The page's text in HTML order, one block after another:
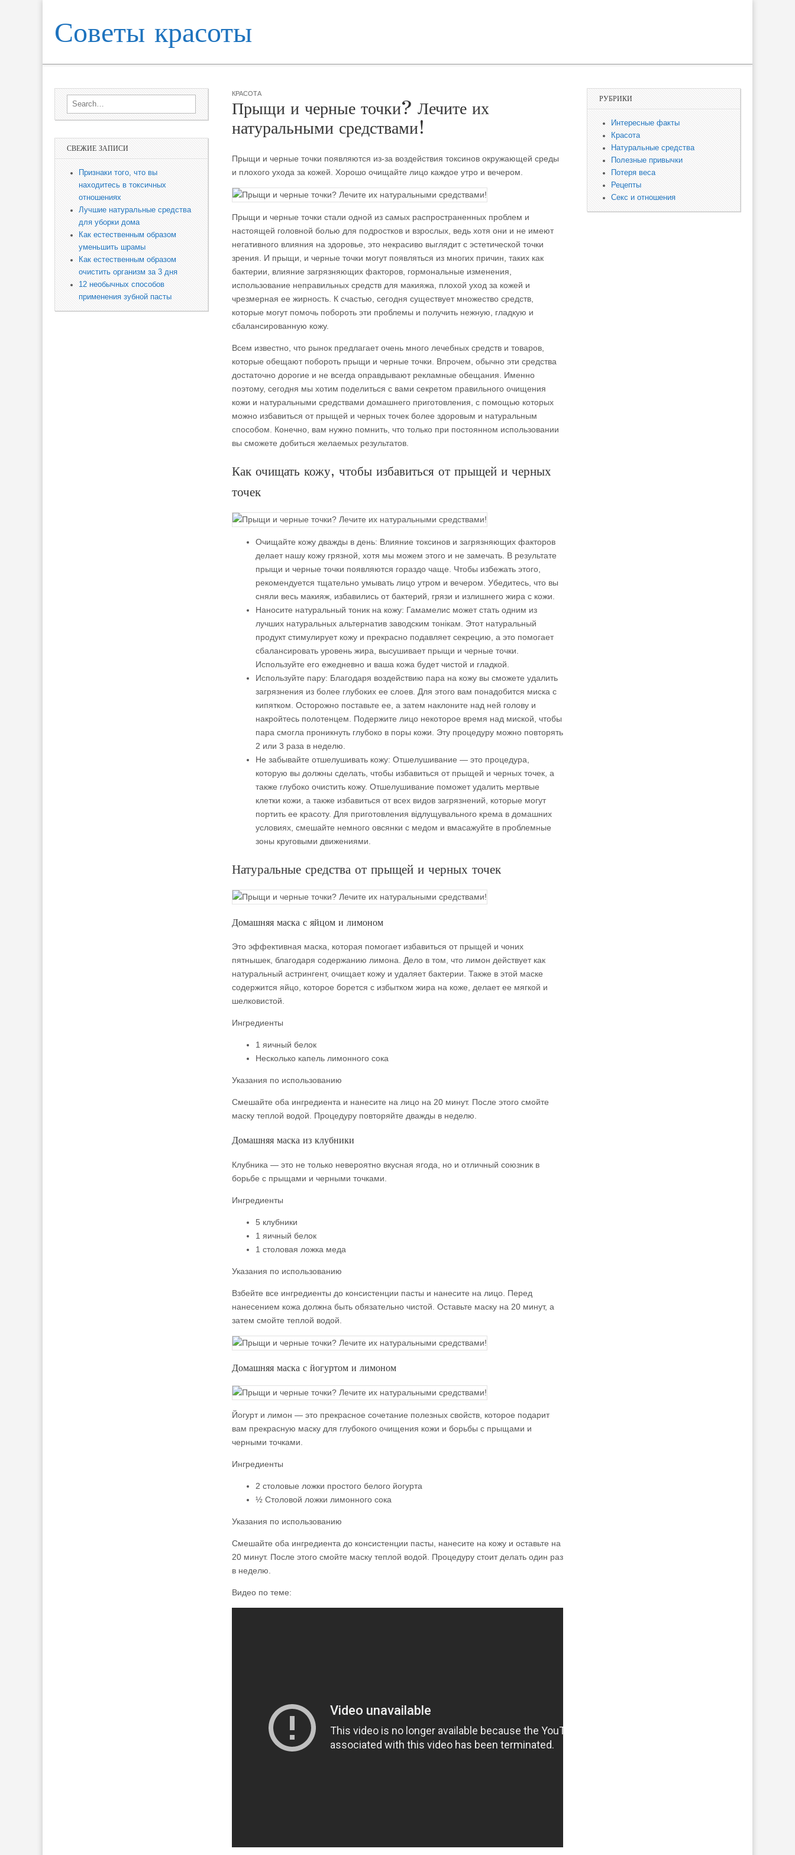
Советы красоты
Search for:
СВЕЖИЕ ЗАПИСИ
Признаки того, что вы
находитесь в токсичных
отношениях
Лучшие натуральные средства
для уборки дома
Как естественным образом
уменьшить шрамы
Как естественным образом
очистить организм за 3 дня
12 необычных способов
применения зубной пасты
КРАСОТА
Прыщи и черные точки? Лечите их
натуральными средствами!
Прыщи и черные точки появляются из-за воздействия токсинов окружающей среды
и плохого ухода за кожей. Хорошо очищайте лицо каждое утро и вечером.
Прыщи и черные точки стали одной из самых распространенных проблем и
настоящей головной болью для подростков и взрослых, ведь хотя они и не имеют
негативного влияния на здоровье, это некрасиво выглядит с эстетической точки
зрения. И прыщи, и черные точки могут появляться из многих причин, таких как
бактерии, влияние загрязняющих факторов, гормональные изменения,
использование неправильных средств для макияжа, плохой уход за кожей и
чрезмерная ее жирность. К счастью, сегодня существует множество средств,
которые могут помочь побороть эти проблемы и получить нежную, гладкую и
сбалансированную кожу.
Всем известно, что рынок предлагает очень много лечебных средств и товаров,
которые обещают побороть прыщи и черные точки. Впрочем, обычно эти средства
достаточно дорогие и не всегда оправдывают рекламные обещания. Именно
поэтому, сегодня мы хотим поделиться с вами секретом правильного очищения
кожи и натуральными средствами домашнего приготовления, с помощью которых
можно избавиться от прыщей и черных точек более здоровым и натуральным
способом. Конечно, вам нужно помнить, что только при постоянном использовании
вы сможете добиться желаемых результатов.
Как очищать кожу, чтобы избавиться от прыщей и черных
точек
Очищайте кожу дважды в день: Влияние токсинов и загрязняющих факторов
делает нашу кожу грязной, хотя мы можем этого и не замечать. В результате
прыщи и черные точки появляются гораздо чаще. Чтобы избежать этого,
рекомендуется тщательно умывать лицо утром и вечером. Убедитесь, что вы
сняли весь макияж, избавились от бактерий, грязи и излишнего жира с кожи.
Наносите натуральный тоник на кожу: Гамамелис может стать одним из
лучших натуральных альтернатив заводским тонікам. Этот натуральный
продукт стимулирует кожу и прекрасно подавляет секрецию, а это помогает
сбалансировать уровень жира, высушивает прыщи и черные точки.
Используйте его ежедневно и ваша кожа будет чистой и гладкой.
Используйте пару: Благодаря воздействию пара на кожу вы сможете удалить
загрязнения из более глубоких ее слоев. Для этого вам понадобится миска с
кипятком. Осторожно поставьте ее, а затем наклоните над ней голову и
накройтесь полотенцем. Подержите лицо некоторое время над миской, чтобы
пара смогла проникнуть глубоко в поры кожи. Эту процедуру можно повторять
2 или 3 раза в неделю.
Не забывайте отшелушивать кожу: Отшелушивание — это процедура,
которую вы должны сделать, чтобы избавиться от прыщей и черных точек, а
также глубоко очистить кожу. Отшелушивание поможет удалить мертвые
клетки кожи, а также избавиться от всех видов загрязнений, которые могут
портить ее красоту. Для приготовления відлущувального крема в домашних
условиях, смешайте немного овсянки с медом и вмасажуйте в проблемные
зоны круговыми движениями.
Натуральные средства от прыщей и черных точек
Домашняя маска с яйцом и лимоном
Это эффективная маска, которая помогает избавиться от прыщей и чоних
пятнышек, благодаря содержанию лимона. Дело в том, что лимон действует как
натуральный астрингент, очищает кожу и удаляет бактерии. Также в этой маске
содержится яйцо, которое борется с избытком жира на коже, делает ее мягкой и
шелковистой.
Ингредиенты
1 яичный белок
Несколько капель лимонного сока
Указания по использованию
Смешайте оба ингредиента и нанесите на лицо на 20 минут. После этого смойте
маску теплой водой. Процедуру повторяйте дважды в неделю.
Домашняя маска из клубники
Клубника — это не только невероятно вкусная ягода, но и отличный союзник в
борьбе с прыщами и черными точками.
Ингредиенты
5 клубники
1 яичный белок
1 столовая ложка меда
Указания по использованию
Взбейте все ингредиенты до консистенции пасты и нанесите на лицо. Перед
нанесением кожа должна быть обязательно чистой. Оставьте маску на 20 минут, а
затем смойте теплой водой.
Домашняя маска с йогуртом и лимоном
Йогурт и лимон — это прекрасное сочетание полезных свойств, которое подарит
вам прекрасную маску для глубокого очищения кожи и борьбы с прыщами и
черными точками.
Ингредиенты
2 столовые ложки простого белого йогурта
½ Столовой ложки лимонного сока
Указания по использованию
Смешайте оба ингредиента до консистенции пасты, нанесите на кожу и оставьте на
20 минут. После этого смойте маску теплой водой. Процедуру стоит делать один раз
в неделю.
Видео по теме:
РУБРИКИ
Интересные факты
Красота
Натуральные средства
Полезные привычки
Потеря веса
Рецепты
Секс и отношения